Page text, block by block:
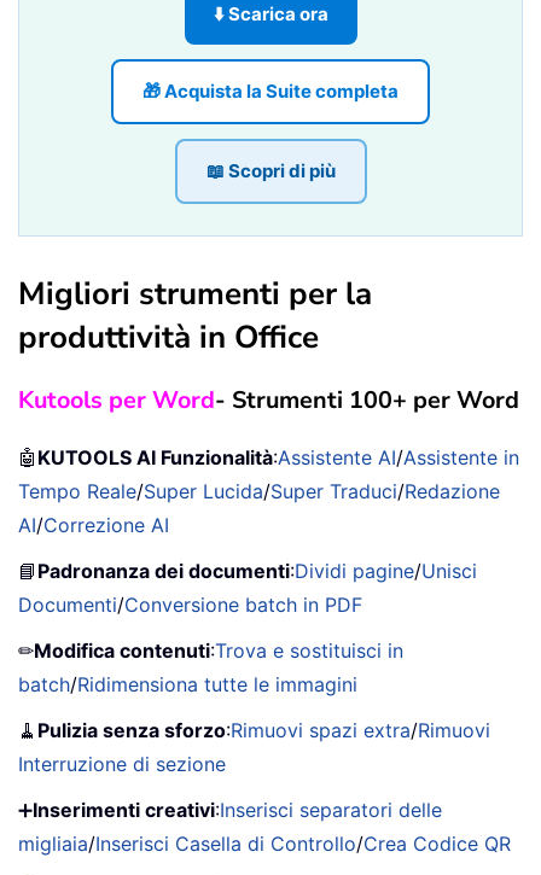
⬇️ Scarica ora
🎁 Acquista la Suite completa
📖 Scopri di più
Migliori strumenti per la
produttività in Office
Kutools per Word- Strumenti 100+ per Word
🤖 KUTOOLS AI Funzionalità:Assistente AI/Assistente in
Tempo Reale/Super Lucida/Super Traduci/Redazione
AI/Correzione AI
📘 Padronanza dei documenti:Dividi pagine/Unisci
Documenti/Conversione batch in PDF
✏Modifica contenuti:Trova e sostituisci in
batch/Ridimensiona tutte le immagini
🧹 Pulizia senza sforzo:Rimuovi spazi extra/Rimuovi
Interruzione di sezione
➕Inserimenti creativi:Inserisci separatori delle
migliaia/Inserisci Casella di Controllo/Crea Codice QR